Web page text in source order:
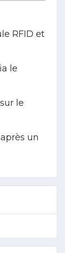
RFID et
le
le
un